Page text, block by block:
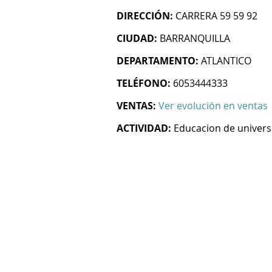
DIRECCIÓN: CARRERA 59 59 92
CIUDAD: BARRANQUILLA
DEPARTAMENTO: ATLANTICO
TELÉFONO: 6053444333
VENTAS: Ver evolución en ventas
ACTIVIDAD: Educacion de